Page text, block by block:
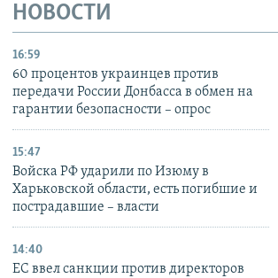
НОВОСТИ
16:59
60 процентов украинцев против
передачи России Донбасса в обмен на
гарантии безопасности – опрос
15:47
Войска РФ ударили по Изюму в
Харьковской области, есть погибшие и
пострадавшие – власти
14:40
ЕС ввел санкции против директоров